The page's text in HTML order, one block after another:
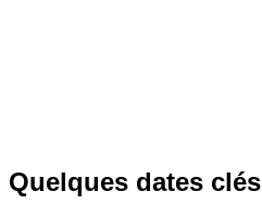
Quelques dates clés